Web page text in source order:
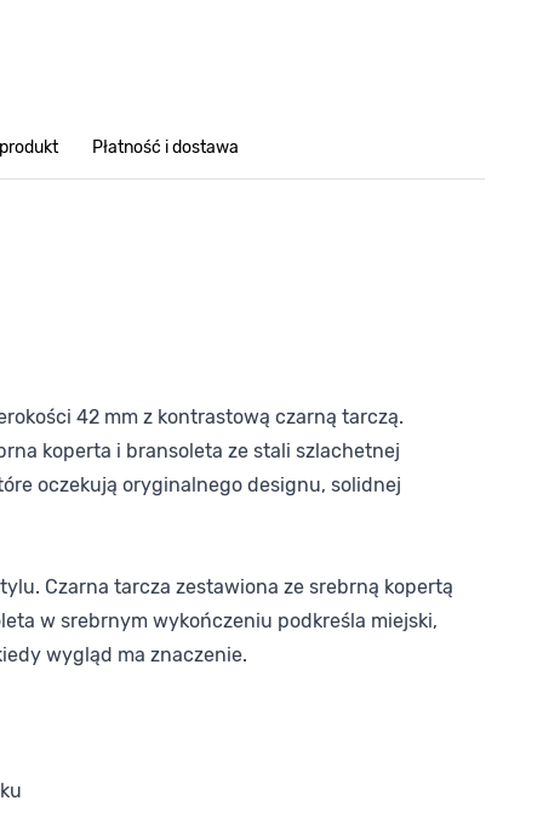
Płatność i dostawa
42 mm z kontrastową czarną tarczą.
koperta i bransoleta ze stali szlachetnej
oczekują oryginalnego designu, solidnej
Czarna tarcza zestawiona ze srebrną kopertą
w srebrnym wykończeniu podkreśla miejski,
wygląd ma znaczenie.